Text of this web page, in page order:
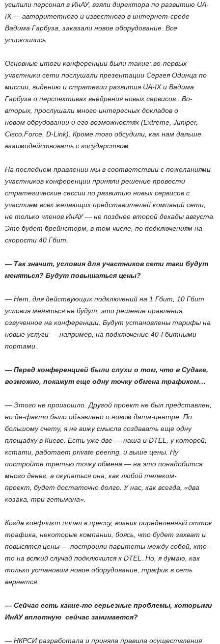
усилили персонал в ИнАУ, взяли директора по развитию UA-
IX — авторитетного и известного в интернет-среде
Вадима Гарбуза, заказали новое оборудование. Все
успокоились.
Основные итоги конференции были такие: во-первых
участники сети послушали презентации Сергея Одинца по
миссии, видению и стратегии развития UA-IX и Вадима
Гарбуза о перспективах внедрения новых сервисов . Во-
вторых, прослушали много интересных докладов о
новом обрудовании и его возможностях (Extreme, Juniper,
Cisco,Force, D-Link). Кроме того обсудили, как нам дальше
взаимодействовать с государством.
На последнем правлении мы в соответствии с пожеланиями
участников конференции приняли решение провести
стратегические сессии по развитию новых сервисов с
участием всех желающих представителей компаний сети,
не только членов ИнАУ — не позднее второй декады августа.
Это будет брейнсторм, в том числе, по подключениям на
скорости 40 Гбит.
— Так значит, условия для участников сети таки будут
меняться? Будут повышаться цены?
— Нет, для действующих подключений на 1 Гбит, 10 Гбит
условия меняться не будут, это решение правления,
озвученное на конференции. Будут установлены тарифы на
новые услуги — например, на подключение 40-Гбитными
портами.
— Перед конференцией были слухи о том, что в Судаке,
возможно, покажут еще одну точку обмена трафиком…
— Этого не произошло. Другой проект не был представлен,
но де-факто было объявлено о новом дата-центре. По
большому счету, я не вижу смысла создавать еще одну
площадку в Киеве. Есть уже две — наша и DTEL, у которой,
кстати, работает private peering, и выше цены. Ну
постройте третью точку обмена — на это понадобится
много денег, а окупаться она, как любой телеком-
проект, будет достаточно долго. У нас, как всегда, «два
козака, три гетьмана».
Когда конфликт попал в прессу, возник определенный отток
трафика, некоторые компании, боясь, что будет захват и
повысятся цены — построили паритеты между собой, кто-
то на всякий случай подключился к DTEL. Но, я думаю, как
только установим новое оборудование, трафик в сеть
вернется.
— Cейчас есть какие-то серьезные проблемы, которыми
ИнАУ вплотную сейчас занимается?
— НКРСИ разработала и приняла правила осуществления